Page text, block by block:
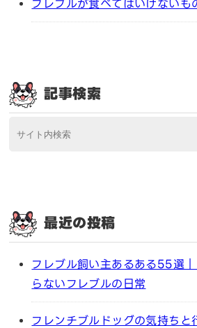
フレブルが食べてはいけないも
記事検索
最近の投稿
フレブル飼い主あるある55選
らないフレブルの日常
フレンチブルドッグの気持ちと